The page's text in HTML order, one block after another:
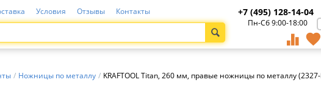
Условия Отзывы Контакты +7 (495) 128-14-04
Пн-Сб 9:00-18:00
/ Ножницы по металлу / KRAFTOOL Titan, 260 мм, правые ножницы по металлу (2327-